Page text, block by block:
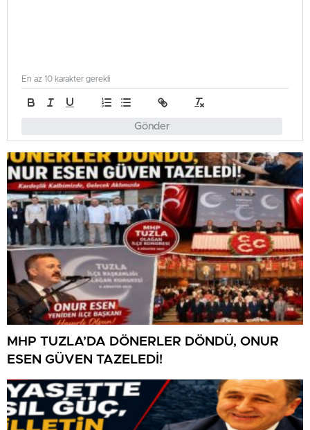
Gönder
En az 10 karakter gerekli
MHP TUZLA’DA DÖNERLER DÖNDÜ, ONUR
ESEN GÜVEN TAZELEDİ!